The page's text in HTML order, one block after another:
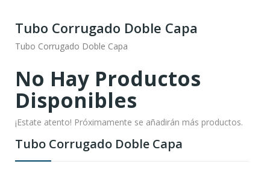
Tubo Corrugado Doble Capa
Tubo Corrugado Doble Capa
Tubo Corrugado Doble Capa
No Hay Productos
Disponibles
¡Estate atento! Próximamente se añadirán más productos.